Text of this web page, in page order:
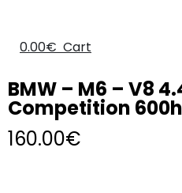
0.00€ Cart
BMW – M6 – V8
Competition
160.00€